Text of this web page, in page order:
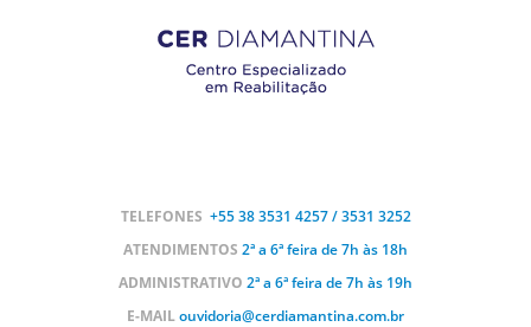
TELEFONES +55 383531 4257 / 3531 3252
ATENDIMENTOS 2ª a 6ª feira de 7h às 18h
ADMINISTRATIVO 2ª a 6ª feira de 7h às 19h
E-MAILouvidoria@cerdiamantina.com.br